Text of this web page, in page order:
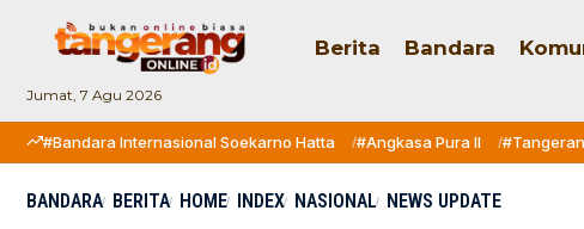
Jumat, 7 Agu 2026
Berita Bandara
#Bandara Internasional Soekarno Hatta #Angkasa Pura II
BANDARA BERITA HOME INDEX NASIONAL NEWS UPDATE